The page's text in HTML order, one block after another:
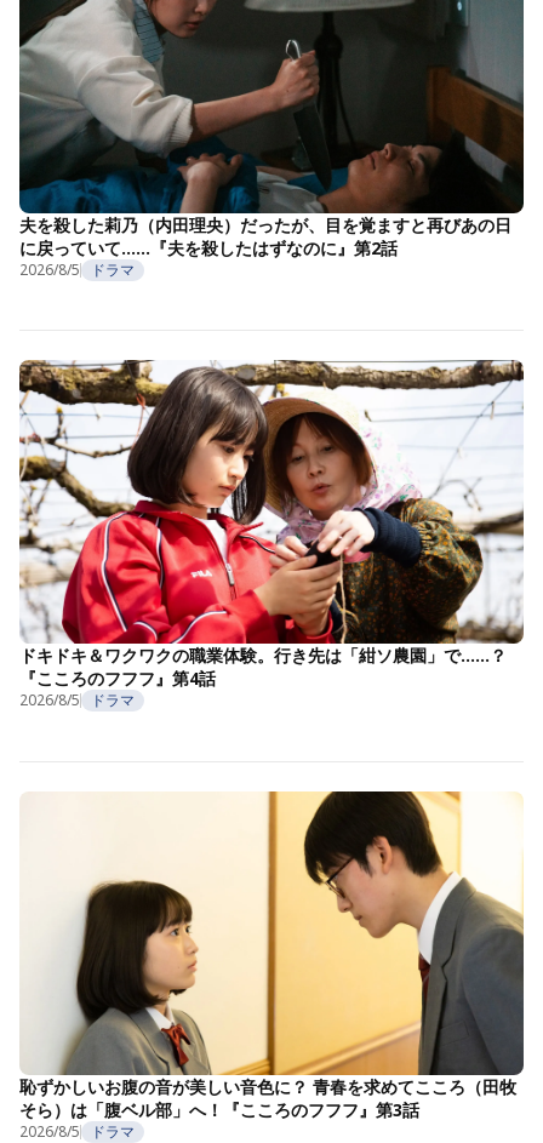
夫を殺した莉乃（内田理央）だったが、目を覚ますと再びあの日
に戻っていて……『夫を殺したはずなのに』第2話
2026/8/5 ドラマ
ドキドキ＆ワクワクの職業体験。行き先は「紺ソ農園」で……？
『こころのフフフ』第4話
2026/8/5 ドラマ
恥ずかしいお腹の音が美しい音色に？ 青春を求めてこころ（田牧
そら）は「腹ベル部」へ！『こころのフフフ』第3話
2026/8/5 ドラマ